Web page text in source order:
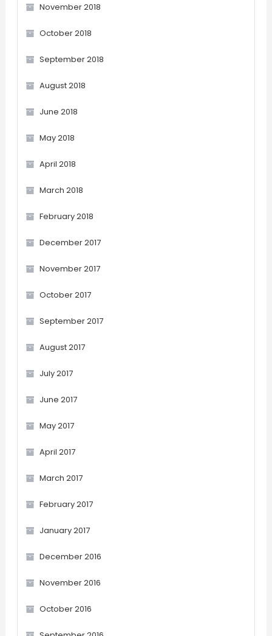
November 2018
October 2018
September 2018
August 2018
June 2018
May 2018
April 2018
March 2018
February 2018
December 2017
November 2017
October 2017
September 2017
August 2017
July 2017
June 2017
May 2017
April 2017
March 2017
February 2017
January 2017
December 2016
November 2016
October 2016